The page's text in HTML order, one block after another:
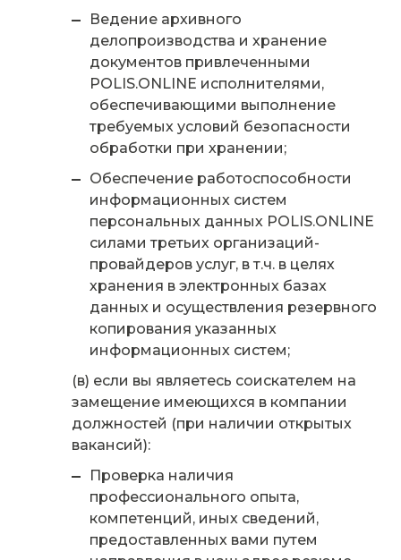
Ведение архивного
делопроизводства и хранение
документов привлеченными
POLIS.ONLINE исполнителями,
обеспечивающими выполнение
требуемых условий безопасности
обработки при хранении;
Обеспечение работоспособности
информационных систем
персональных данных POLIS.ONLINE
силами третьих организаций-
провайдеров услуг, в т.ч. в целях
хранения в электронных базах
данных и осуществления резервного
копирования указанных
информационных систем;
(в) если вы являетесь соискателем на
замещение имеющихся в компании
должностей (при наличии открытых
вакансий):
Проверка наличия
профессионального опыта,
компетенций, иных сведений,
предоставленных вами путем